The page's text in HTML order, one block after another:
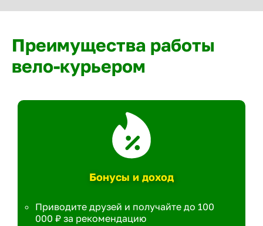
Преимущества работы
вело-курьером
Бонусы и доход
Приводите друзей и получайте до 100
000 ₽ за рекомендацию